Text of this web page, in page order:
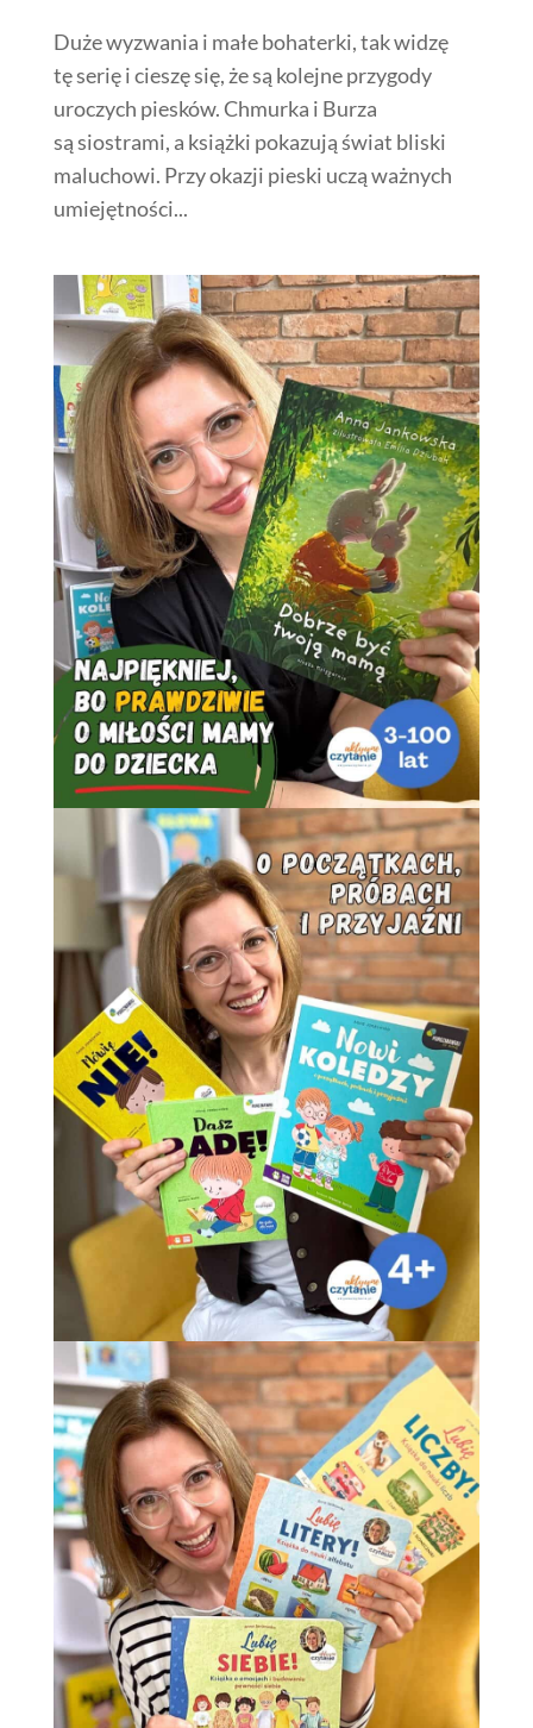
Duże wyzwania i małe bohaterki, tak widzę
tę serię i cieszę się, że są kolejne przygody
uroczych piesków. Chmurka i Burza
są siostrami, a książki pokazują świat bliski
maluchowi. Przy okazji pieski uczą ważnych
umiejętności...